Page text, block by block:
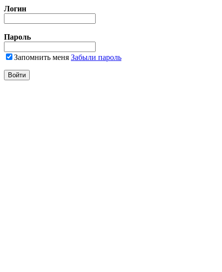
Логин
Пароль
Запомнить меня Забыли пароль